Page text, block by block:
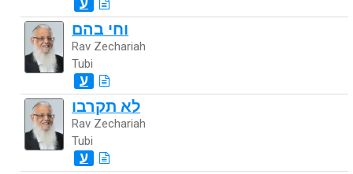
וחי בהם
Rav Zechariah
Tubi
ע
לא תקרבו
Rav Zechariah
Tubi
ע